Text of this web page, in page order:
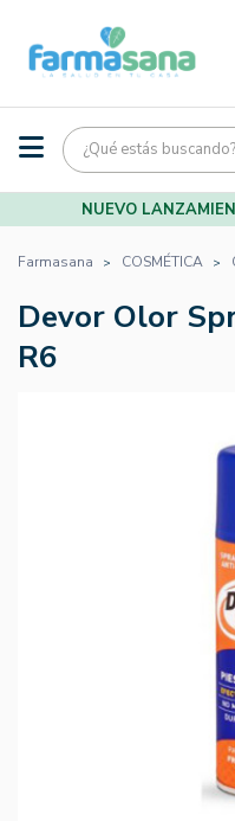
NUEVO
Farmasana COSMÉTICA
Devor Olor
R6